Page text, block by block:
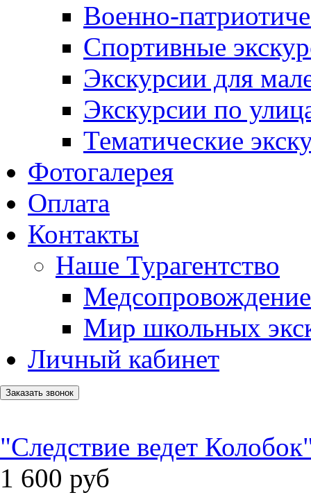
Военно-
Спортивные
Экскурсии для
Экскурсии по
Тематические
Фотогалерея
Оплата
Контакты
Наше Турагентство
Медсопровождение
Мир школьных
Личный кабинет
Заказать звонок
"Следствие ведет
1 600 руб